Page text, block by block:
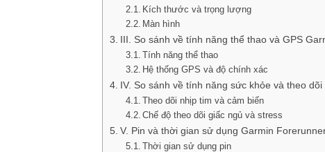
Kích thước và trọng lượng
Màn hình
III. So sánh về tính năng thể thao và GPS
Tính năng thể thao
Hệ thống GPS và độ chính xác
IV. So sánh về tính năng sức khỏe và theo
Theo dõi nhịp tim và cảm biến
Chế độ theo dõi giấc ngủ và stress
V. Pin và thời gian sử dụng Garmin
Thời gian sử dụng pin